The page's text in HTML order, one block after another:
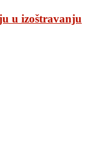
u izoštravanju